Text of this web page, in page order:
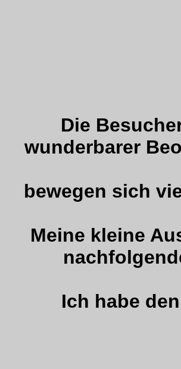
Die
wunderbarer
bewegen sich
Meine kleine
Ich habe